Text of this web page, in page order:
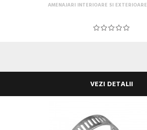
AMENAJARI INTERIOARE SI EXTERIOARE
VEZI DETALII